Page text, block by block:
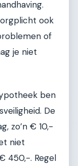
ook
of
je niet
ben
De
zo’n € 10,-
niet
450,-. Regel